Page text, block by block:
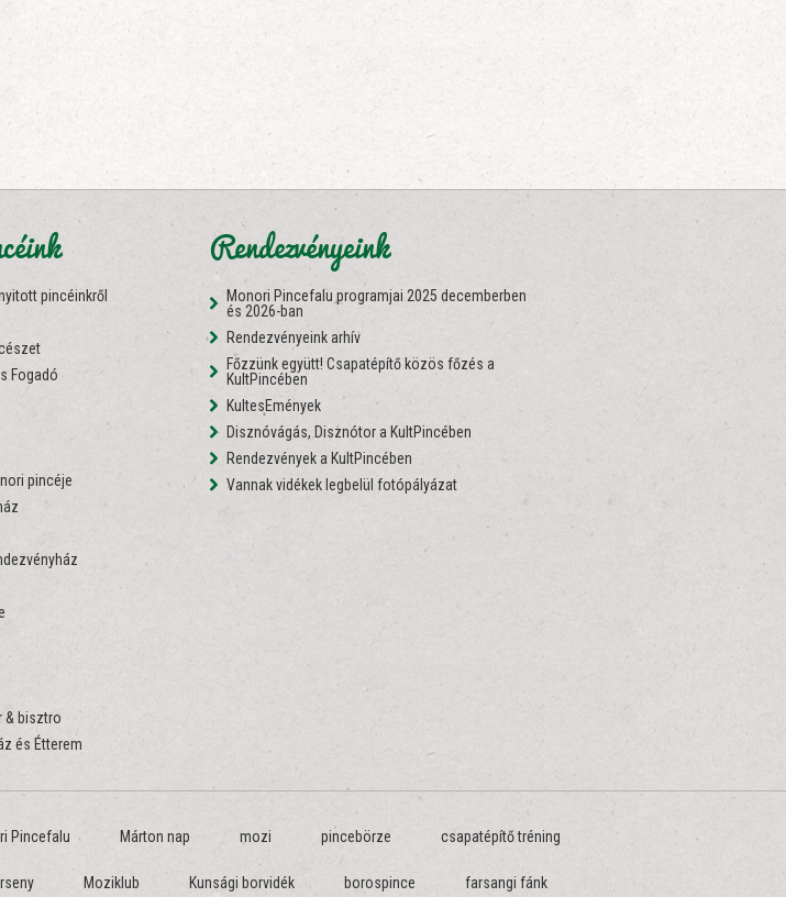
pincéinkről
Fogadó
pincéje
& bisztro
és Étterem
Rendezvényeink
Monori Pincefalu programjai 2025 decemberben
és 2026-ban
Rendezvényeink arhív
Főzzünk együtt! Csapatépítő közös főzés a
KultPincében
KultesEmények
Disznóvágás, Disznótor a KultPincében
Rendezvények a KultPincében
Vannak vidékek legbelül fotópályázat
Pincefalu Márton nap mozi pincebörze csapatépítő tréning
Moziklub Kunsági borvidék borospince farsangi fánk